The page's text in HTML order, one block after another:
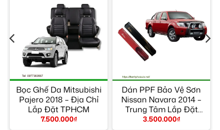
Bọc Ghế Da Mitsubishi
Pajero 2018 – Địa Chỉ
Lắp Đặt TPHCM
7.500.000₫
Dán PPF Bảo Vệ Sơn
Nissan Navara 2014 –
Trung Tâm Lắp Đặt
Chính Hãng TPHCM
3.500.000₫